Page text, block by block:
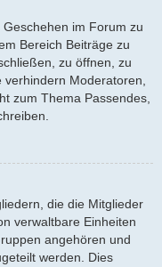
im Forum zu
Bereich Beiträge zu
zu öffnen, zu
Moderatoren,
zum Thema Passendes,
die die Mitglieder
verwaltbare Einheiten
angehören und
werden. Dies